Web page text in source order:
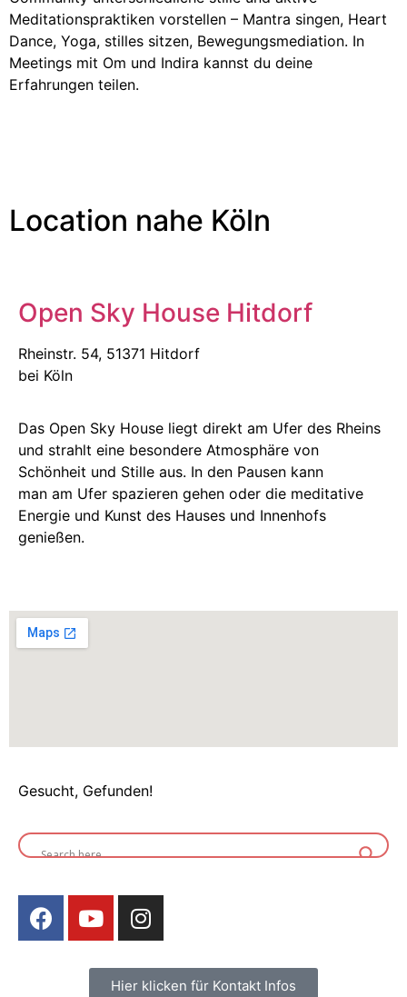
Meditationspraktiken vorstellen – Mantra singen, Heart
Dance, Yoga, stilles sitzen, Bewegungsmediation. In
Meetings mit Om und Indira kannst du deine
Erfahrungen teilen.
Location nahe Köln
Open Sky House Hitdorf
Rheinstr. 54, 51371 Hitdorf
bei Köln
Das Open Sky House liegt direkt am Ufer des Rheins
und strahlt eine besondere Atmosphäre von
Schönheit und Stille aus. In den Pausen kann
man am Ufer spazieren gehen oder die meditative
Energie und Kunst des Hauses und Innenhofs
genießen.
Gesucht, Gefunden!
Hier klicken für Kontakt Infos